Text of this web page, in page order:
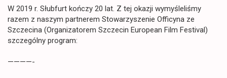
W 2019 r. Słubfurt kończy 20 lat. Z tej okazji wymyśleliśmy
razem z naszym partnerem Stowarzyszenie Officyna ze
Szczecina (Organizatorem Szczecin European Film Festival)
szczególny program:
————-